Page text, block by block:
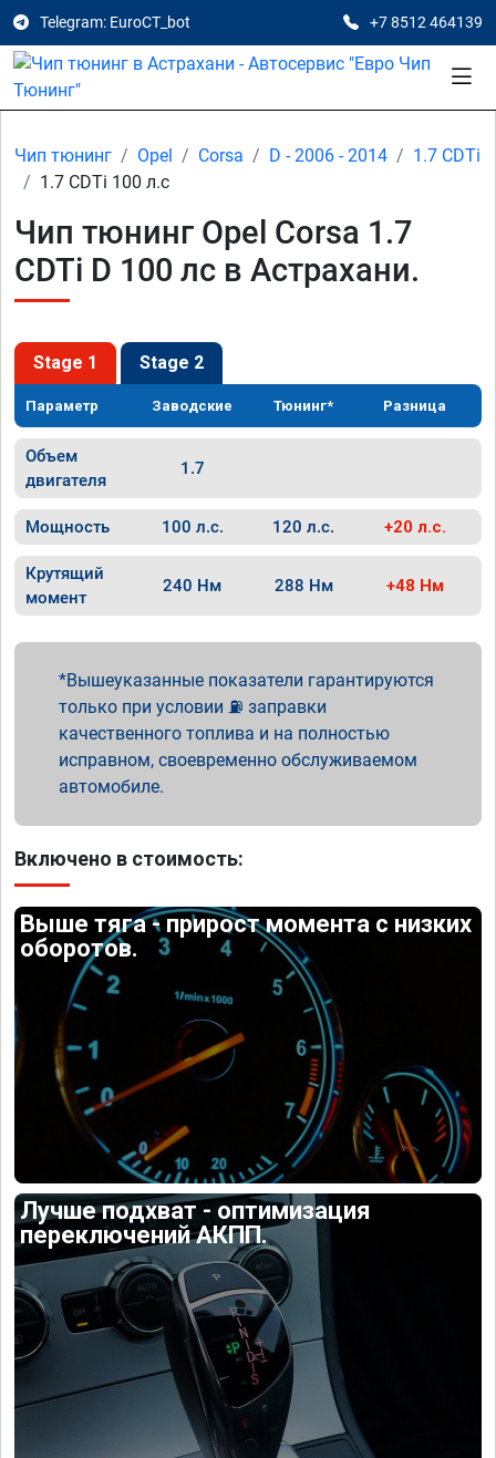
Telegram: EuroCT_bot +7 8512 464139
Чип тюнинг Opel Corsa D - 2006 - 2014
1.7 CDTi
1.7 CDTi 100 л.с
Чип тюнинг Opel Corsa 1.7
CDTi D 100 лс в Астрахани.
Stage 1 Stage 2
Параметр Заводские Тюнинг* Разница
Объем
двигателя
1.7
Мощность 100 л.с. 120 л.с. +20 л.с.
Крутящий
момент
240 Нм 288 Нм +48 Нм
Вышеуказанные показатели гарантируются
только при условии ⛽ заправки
качественного топлива и на полностью
исправном, своевременно обслуживаемом
автомобиле.
Включено в стоимость:
Выше тяга - прирост момента с низких
оборотов.
Лучше подхват - оптимизация
переключений АКПП.